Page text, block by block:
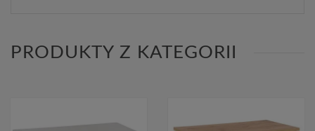
PRODUKTY Z KATEGORII